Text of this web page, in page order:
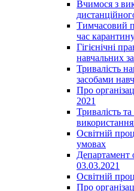
Вчимося з
Тимчасовий
час
Гігієнічні
навчальних
Тривалість
засобами
Про
2021
Тривалість
Освітній
умовах
Департамент
03.03.2021
Освітній
Про